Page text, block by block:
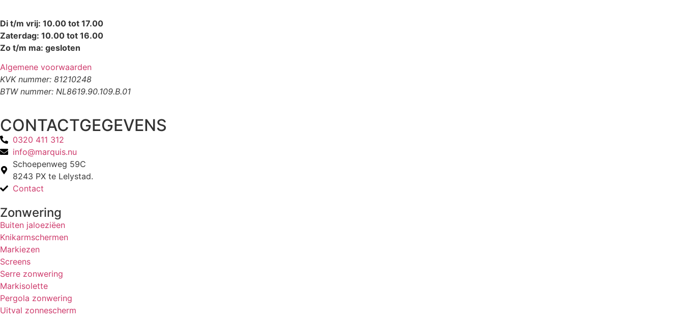
Di t/m vrij: 10.00 tot 17.00
Zaterdag: 10.00 tot 16.00
Zo t/m ma: gesloten
Algemene voorwaarden
KVK nummer: 81210248
BTW nummer: NL8619.90.109.B.01
CONTACTGEGEVENS
0320 411 312
info@marquis.nu
Schoepenweg 59C
8243 PX te Lelystad.
Contact
Zonwering
Buiten jaloeziëen
Knikarmschermen
Markiezen
Screens
Serre zonwering
Markisolette
Pergola zonwering
Uitval zonnescherm